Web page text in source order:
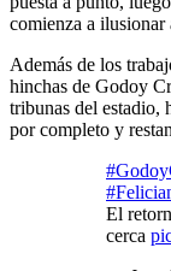
comienza a ilusionar
Además de los
hinchas de Godoy
tribunas del estadio,
por completo y
El
cerca